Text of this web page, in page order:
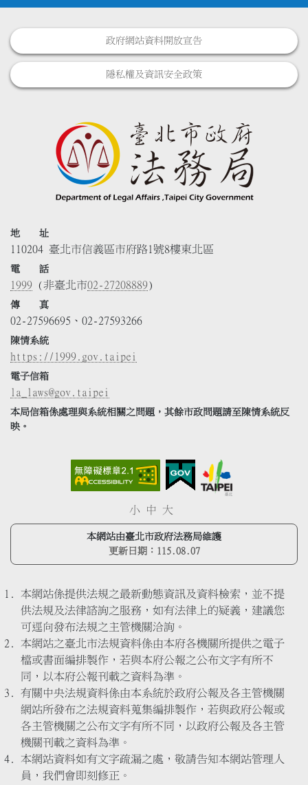
政府網站資料開放宣告
隱私權及資訊安全政策
地 址
110204 臺北市信義區市府路1號8樓東北區
電 話
1999 (非臺北市02-27208889)
傳 真
02-27596695、02-27593266
陳情系統
https://1999.gov.taipei
電子信箱
la_laws@gov.taipei
本局信箱係處理與系統相關之問題，其餘市政問題請至陳情系統反
映。
小 中 大
本網站由臺北市政府法務局維護
更新日期： 115.08.07
本網站係提供法規之最新動態資訊及資料檢索，並不提
供法規及法律諮詢之服務，如有法律上的疑義，建議您
可逕向發布法規之主管機關洽詢。
本網站之臺北市法規資料係由本府各機關所提供之電子
檔或書面編排製作，若與本府公報之公布文字有所不
同，以本府公報刊載之資料為準。
有關中央法規資料係由本系統於政府公報及各主管機關
網站所發布之法規資料蒐集編排製作，若與政府公報或
各主管機關之公布文字有所不同，以政府公報及各主管
機關刊載之資料為準。
本網站資料如有文字疏漏之處，敬請告知本網站管理人
員，我們會即刻修正。